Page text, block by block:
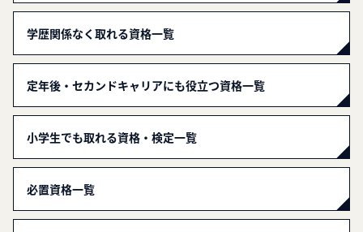
学歴関係なく取れる資格一覧
定年後・セカンドキャリアにも役立つ資格一覧
小学生でも取れる資格・検定一覧
必置資格一覧